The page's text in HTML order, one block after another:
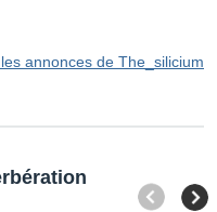
annonces de The_silicium